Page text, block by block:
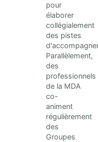
pour
élaborer
collégialement
des pistes
Parallèlement,
des
professionnels
de la MDA
co-
animent
régulièrement
des
Groupes